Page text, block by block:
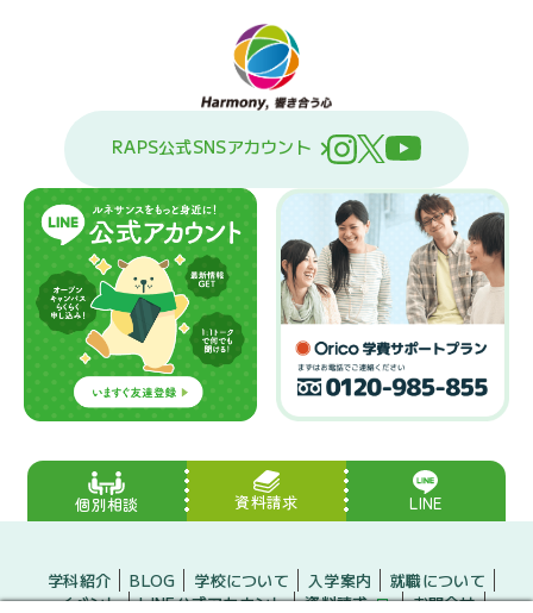
RAPS公式SNSアカウント
個別相談 資料請求 LINE
学科紹介 BLOG 学校について 入学案内
就職について
イベント
LINE公式アカウント 資料請求 お問合せ